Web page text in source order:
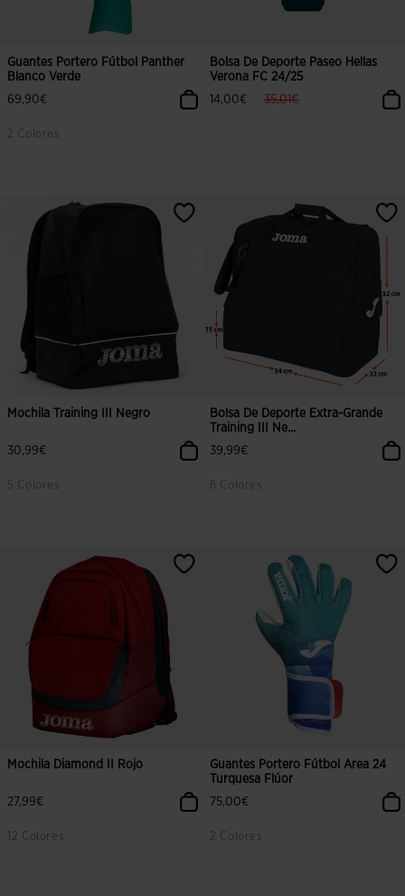
Guantes Portero Fútbol Panther
Blanco Verde
69,90€
2 Colores
3,2 sobre 5 de valoración de clientes
Bolsa De Deporte Paseo Hellas
Verona FC 24/25
14,00€
label.price.reduced.from
35,01€label.price.to
3,6 sobre 5 de valoración de
Mochila Training III Negro
30,99€
5 Colores
3,6 sobre 5 de valoración de clientes
Bolsa De Deporte Extra-Grande
Training III Ne...
39,99€
6 Colores
5 sobre 5 de valoración de clientes
Mochila Diamond II Rojo
27,99€
12 Colores
Guantes Portero Fútbol Area 24
Turquesa Flúor
75,00€
2 Colores